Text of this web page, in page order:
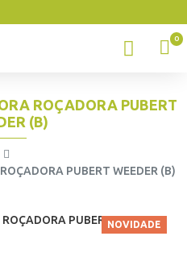
0
PUBERT WEEDER (B)
ROÇADORA PUBERT
(B)
NOVIDADE